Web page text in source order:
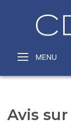
Avis sur